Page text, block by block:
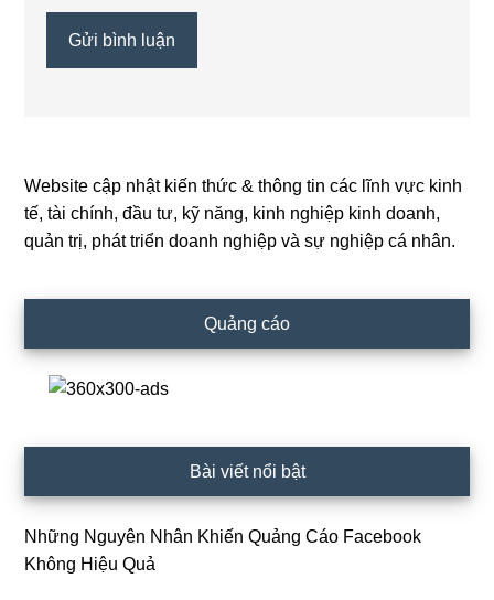
Primary
Sidebar
Website cập nhật kiến thức & thông tin các lĩnh vực kinh
tế, tài chính, đầu tư, kỹ năng, kinh nghiệp kinh doanh,
quản trị, phát triển doanh nghiệp và sự nghiệp cá nhân.
Quảng cáo
Bài viết nổi bật
Những Nguyên Nhân Khiến Quảng Cáo Facebook
Không Hiệu Quả